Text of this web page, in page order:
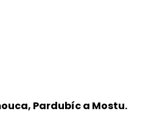
Pardubíc a Mostu.